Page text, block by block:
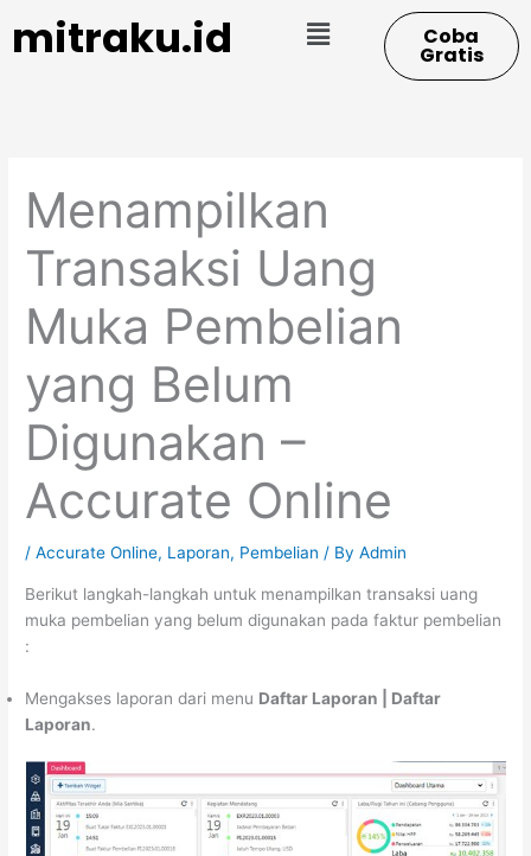
mitraku.id Menu Coba
Gratis
Menampilkan
Transaksi Uang
Muka Pembelian
yang Belum
Digunakan –
Accurate Online
/Accurate Online, Laporan, Pembelian / ByAdmin
Berikut langkah-langkah untuk menampilkan transaksi uang
muka pembelian yang belum digunakan pada faktur pembelian
:
Mengakses laporan dari menu Daftar Laporan | Daftar
Laporan.